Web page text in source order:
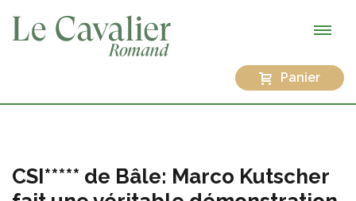
Panier
CSI***** de Bâle: Marco Kutscher